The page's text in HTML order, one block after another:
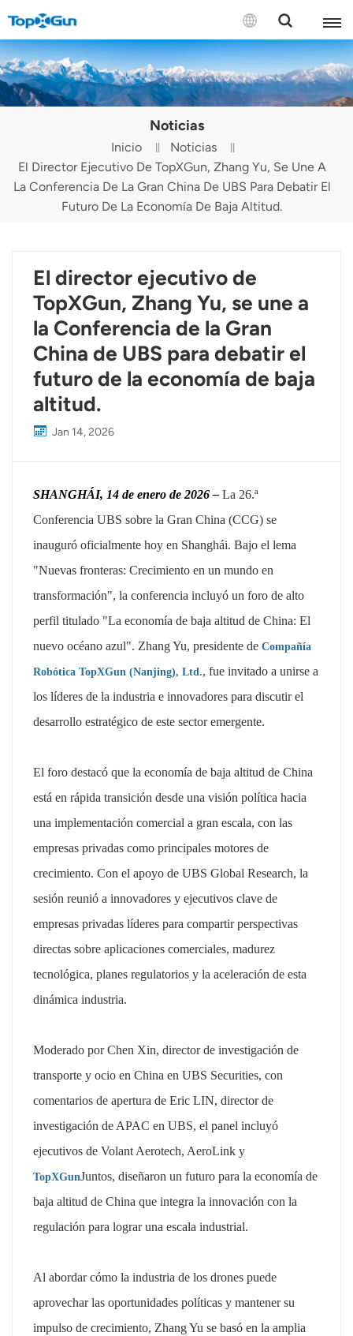
CONTÁCTENOS
English
Español
Русский
Português(Portugal)
Türkçe
Tiếng Việt
Noticias
Inicio
Noticias
El Director Ejecutivo De TopXGun, Zhang Yu, Se Une A
La Conferencia De La Gran China De UBS Para Debatir El
Futuro De La Economía De Baja Altitud.
El director ejecutivo de
TopXGun, Zhang Yu, se une a
la Conferencia de la Gran
China de UBS para debatir el
futuro de la economía de baja
altitud.
Jan 14, 2026
SHANGHÁI, 14 de enero de 2026 – La 26.ª
Conferencia UBS sobre la Gran China (CCG) se
inauguró oficialmente hoy en Shanghái. Bajo el lema
"Nuevas fronteras: Crecimiento en un mundo en
transformación", la conferencia incluyó un foro de alto
perfil titulado "La economía de baja altitud de China: El
nuevo océano azul". Zhang Yu, presidente deCompañía
Robótica TopXGun (Nanjing), Ltd., fue invitado a unirse a
los líderes de la industria e innovadores para discutir el
desarrollo estratégico de este sector emergente.
El foro destacó que la economía de baja altitud de China
está en rápida transición desde una visión política hacia
una implementación comercial a gran escala, con las
empresas privadas como principales motores de
crecimiento. Con el apoyo de UBS Global Research, la
sesión reunió a innovadores y ejecutivos clave de
empresas privadas líderes para compartir perspectivas
directas sobre aplicaciones comerciales, madurez
tecnológica, planes regulatorios y la aceleración de esta
dinámica industria.
Moderado por Chen Xin, director de investigación de
transporte y ocio en China en UBS Securities, con
comentarios de apertura de Eric LIN, director de
investigación de APAC en UBS, el panel incluyó
ejecutivos de Volant Aerotech, AeroLink y
TopXGunJuntos, diseñaron un futuro para la economía de
baja altitud de China que integra la innovación con la
regulación para lograr una escala industrial.
Al abordar cómo la industria de los drones puede
aprovechar las oportunidades políticas y mantener su
impulso de crecimiento, Zhang Yu se basó en la amplia